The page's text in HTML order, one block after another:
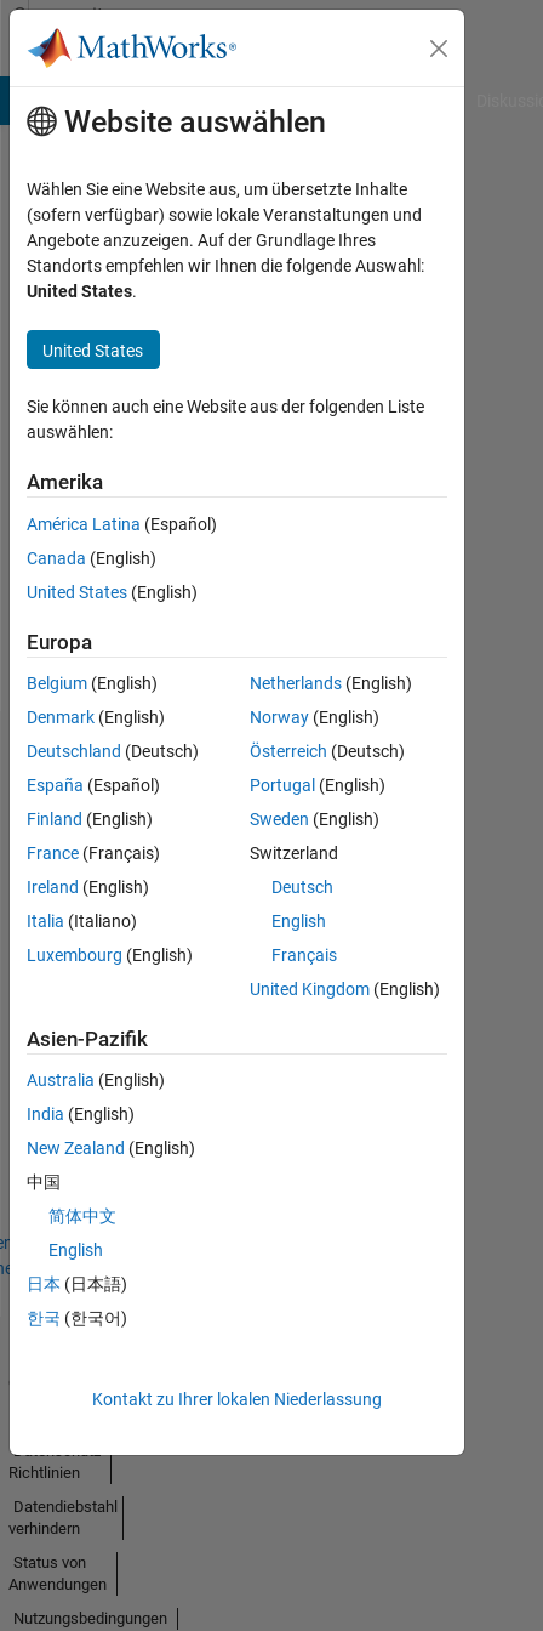
Weiter zum Inhalt
Community
Profile
Hannes
Last
seen:
mehr
als 2
Jahre
Followers:
0
Follow
Nachricht
Abzeichen
No
Badges
Earned
Website auswählen
Wählen Sie eine Website aus, um übersetzte Inhalte
(sofern verfügbar) sowie lokale Veranstaltungen und
Angebote anzuzeigen. Auf der Grundlage Ihres
Standorts empfehlen wir Ihnen die folgende Auswahl:
United States.
United States
Sie können auch eine Website aus der folgenden Liste
auswählen:
Amerika
América Latina (Español)
Canada (English)
United States (English)
Europa
Belgium (English)
Denmark (English)
Deutschland (Deutsch)
España (Español)
Finland (English)
France (Français)
Ireland (English)
Italia (Italiano)
Luxembourg (English)
Netherlands (English)
Norway (English)
Österreich (Deutsch)
Portugal (English)
Sweden (English)
Switzerland
Deutsch
English
Français
United Kingdom (English)
Asien-Pazifik
Australia (English)
India (English)
New Zealand (English)
中国
简体中文
English
日本 (日本語)
한국 (한국어)
Kontakt zu Ihrer lokalen Niederlassung
Datenschutz-
Richtlinien
Datendiebstahl
verhindern
Status von
Anwendungen
Nutzungsbedingungen